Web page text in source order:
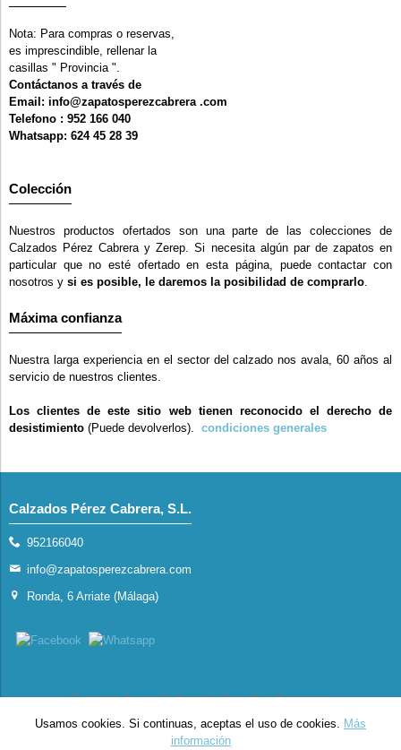
Usamos cookies. Si continuas, aceptas el uso de cookies. Más
información
Nota: Para compras o reservas,
es imprescindible, rellenar la
casillas " Provincia ".
Contáctanos a través de
Email: info@zapatosperezcabrera .com
Telefono : 952 166 040
Whatsapp: 624 45 28 39
Colección
Nuestros productos ofertados son una parte de las colecciones de
Calzados Pérez Cabrera y Zerep. Si necesita algún par de zapatos en
particular que no esté ofertado en esta página, puede contactar con
nosotros y si es posible, le daremos la posibilidad de comprarlo.
Máxima confianza
Nuestra larga experiencia en el sector del calzado nos avala, 60 años al
servicio de nuestros clientes.
Los clientes de este sitio web tienen reconocido el derecho de
desistimiento (Puede devolverlos). condiciones generales
Calzados Pérez Cabrera, S.L.
952166040
info@zapatosperezcabrera.com
Ronda, 6 Arriate (Málaga)
Comercio desarrollado conLinkasoft LeKommerce